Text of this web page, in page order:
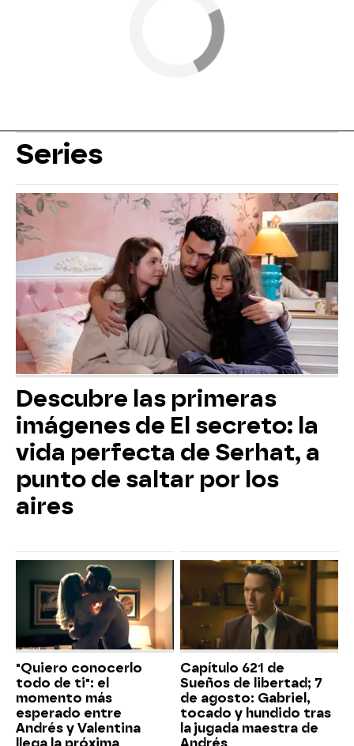
Series
Descubre las primeras
imágenes de El secreto: la
vida perfecta de Serhat, a
punto de saltar por los
aires
"Quiero conocerlo
todo de ti": el
momento más
esperado entre
Andrés y Valentina
Capítulo 621 de
Sueños de libertad; 7
de agosto: Gabriel,
tocado y hundido tras
la jugada maestra de